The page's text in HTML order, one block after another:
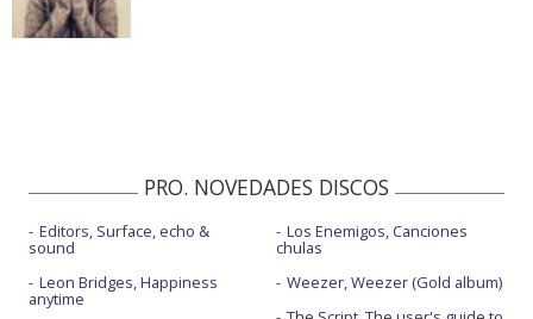
PRO. NOVEDADES DISCOS
Editors, Surface, echo &
sound
Leon Bridges, Happiness
anytime
Los Enemigos, Canciones
chulas
Weezer, Weezer (Gold album)